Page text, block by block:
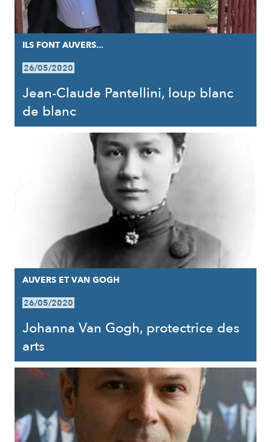
ILS FONT AUVERS...
26/05/2020
Jean-Claude Pantellini, loup blanc
de blanc
AUVERS ET VAN GOGH
26/05/2020
Johanna Van Gogh, protectrice des
arts